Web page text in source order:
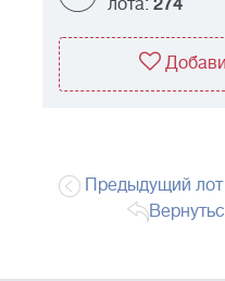
лота: 274
Предыдущий лот